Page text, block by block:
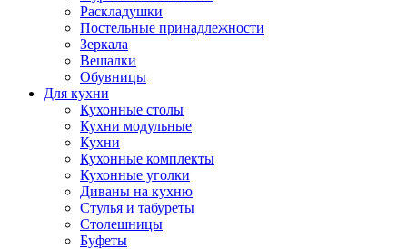
Раскладушки
Постельные принадлежности
Зеркала
Вешалки
Обувницы
Для кухни
Кухонные столы
Кухни модульные
Кухни
Кухонные комплекты
Кухонные уголки
Диваны на кухню
Стулья и табуреты
Столешницы
Буфеты